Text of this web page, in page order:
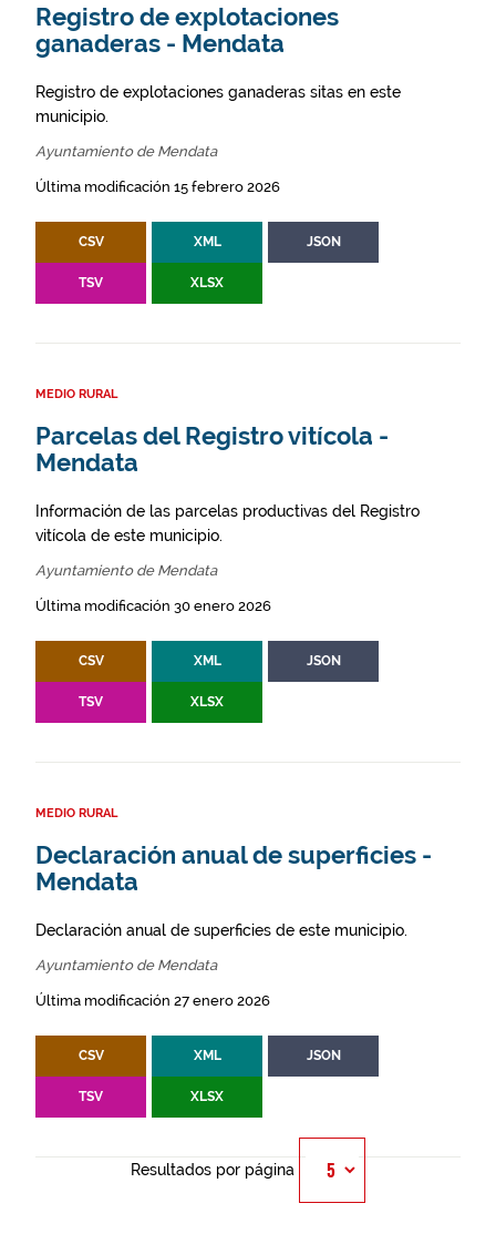
Registro de explotaciones
ganaderas - Mendata
Registro de explotaciones ganaderas sitas en este
municipio.
Ayuntamiento de Mendata
Última modificación 15 febrero 2026
CSV XML JSON
TSV XLSX
MEDIO RURAL
Parcelas del Registro vitícola -
Mendata
Información de las parcelas productivas del Registro
vitícola de este municipio.
Ayuntamiento de Mendata
Última modificación 30 enero 2026
CSV XML JSON
TSV XLSX
MEDIO RURAL
Declaración anual de superficies -
Mendata
Declaración anual de superficies de este municipio.
Ayuntamiento de Mendata
Última modificación 27 enero 2026
CSV XML JSON
TSV XLSX
Resultados por página